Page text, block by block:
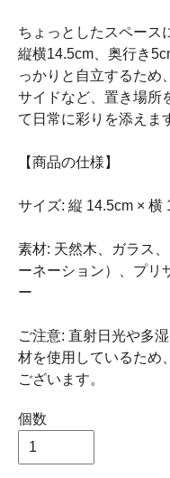
ちょっとしたスペース
縦横14.5cm、奥行き
っかりと自立するため
サイドなど、置き場所
て日常に彩りを添えま
【商品の仕様】
サイズ: 縦 14.5cm × 横
素材: 天然木、ガラス
ーネーション）、プリ
ー
ご注意: 直射日光や多
材を使用しているため
ございます。
個数